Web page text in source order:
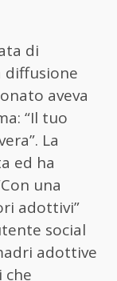
di
diffusione
aveva
“Il tuo
La
ed ha
una
adottivi”
social
adottive